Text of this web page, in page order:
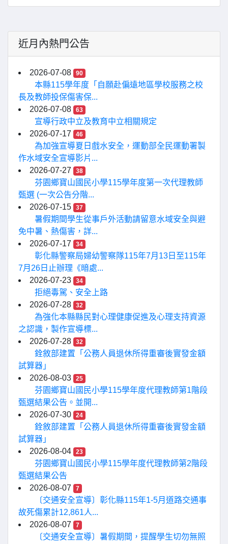
近月內熱門公告
2026-07-08 90
本縣115學年度「自願赴偏遠地區學校服務之校
長及教師投保傷害保...
2026-07-08
63
宣導行政中立及教育中立相關規定
2026-07-17
46
為加強宣導夏日戲水安全，運動部全民運動署製
作水域安全宣導影片...
2026-07-27
38
芬園鄉寶山國民小學115學年度第一次代理教師
甄選 (一次公告分階...
2026-07-15
37
暑假期間學生從事戶外活動請留意水域安全與避
免中暑、熱傷害，詳...
2026-07-17
34
彰化縣警察局婦幼警察隊115年7月13日至115年
7月26日止辦理《暗處...
2026-07-23
34
拒絕毒駕、安全上路
2026-07-28
32
為強化本縣縣民對心理健康促進及心理支持資源
之認識，製作宣導標...
2026-07-28
32
銓敘部建置「公務人員退休所得重審後實發金額
試算器」
2026-08-03
25
芬園鄉寶山國民小學115學年度代理教師第1階段
甄選結果公告。並開...
2026-07-30
24
銓敘部建置「公務人員退休所得重審後實發金額
試算器」
2026-08-04
23
芬園鄉寶山國民小學115學年度代理教師第2階段
甄選結果公告
2026-08-07
7
〔交通安全宣導〕彰化縣115年1-5月道路交通事
故死傷累計12,861人...
2026-08-07
7
〔交通安全宣導〕暑假期間，提醒學生切勿無照